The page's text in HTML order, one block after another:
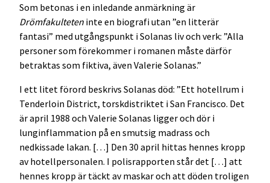
Som betonas i en inledande anmärkning är
Drömfakulteten inte en biografi utan ”en litterär
fantasi” med utgångspunkt i Solanas liv och verk: ”Alla
personer som förekommer i romanen måste därför
betraktas som fiktiva, även Valerie Solanas.”
I ett litet förord beskrivs Solanas död: ”Ett hotellrum i
Tenderloin District, torskdistriktet i San Francisco. Det
är april 1988 och Valerie Solanas ligger och dör i
lunginflammation på en smutsig madrass och
nedkissade lakan. […] Den 30 april hittas hennes kropp
av hotellpersonalen. I polisrapporten står det […] att
hennes kropp är täckt av maskar och att döden troligen